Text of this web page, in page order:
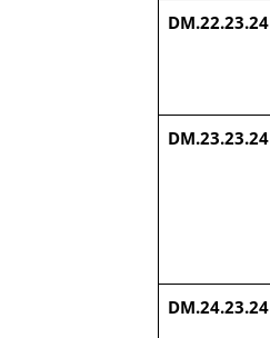
DM.22.23.24
DM.23.23.24
DM.24.23.24